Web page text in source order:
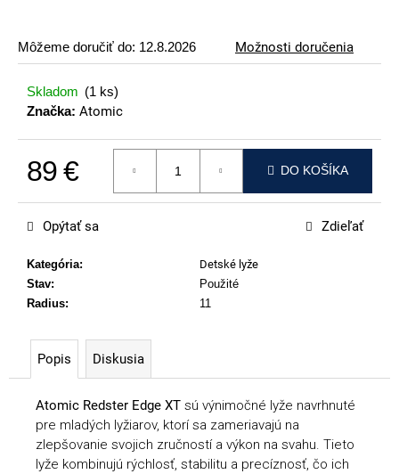
Môžeme doručiť do: 12.8.2026 Možnosti doručenia
Skladom (1 ks)
Značka: Atomic
89 €
Jednotková cena:
DO KOŠÍKA
Kategória:
Detské lyže
Stav:
Použité
Radius: 11
Opýtať sa Zdieľať
Popis Diskusia
Atomic Redster Edge XT sú výnimočné lyže navrhnuté
pre mladých lyžiarov, ktorí sa zameriavajú na
zlepšovanie svojich zručností a výkon na svahu. Tieto
lyže kombinujú rýchlosť, stabilitu a precíznosť, čo ich
o
r
ú
č
e
ATOMIC
REDSTER
J2(SPORT
EDITION)
89